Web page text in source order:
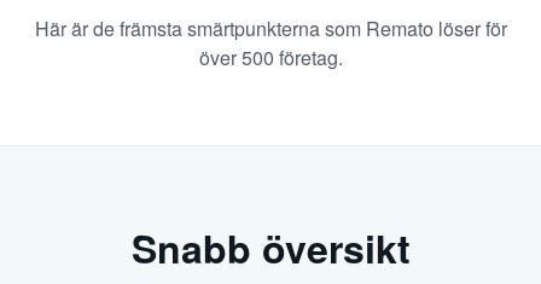
Här är de främsta smärtpunkterna som Remato löser för
över 500 företag.
Snabb översikt